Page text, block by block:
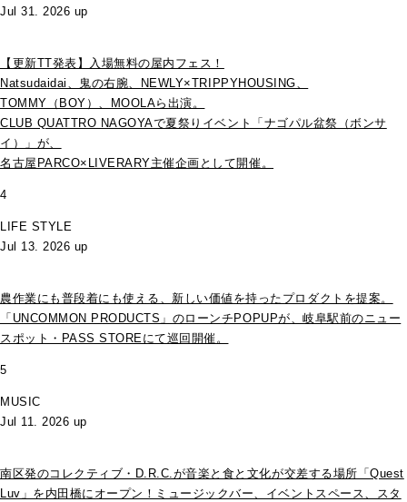
Jul 31. 2026 up
【更新TT発表】入場無料の屋内フェス！
Natsudaidai、鬼の右腕、NEWLY×TRIPPYHOUSING、
TOMMY（BOY）、MOOLAら出演。
CLUB QUATTRO NAGOYAで夏祭りイベント「ナゴパル盆祭（ボンサ
イ）」が、
名古屋PARCO×LIVERARY主催企画として開催。
4
LIFE STYLE
Jul 13. 2026 up
農作業にも普段着にも使える、新しい価値を持ったプロダクトを提案。
「UNCOMMON PRODUCTS」のローンチPOPUPが、岐阜駅前のニュー
スポット・PASS STOREにて巡回開催。
5
MUSIC
Jul 11. 2026 up
南区発のコレクティブ・D.R.C.が⾳楽と⾷と⽂化が交差する場所「Quest
Luv」を内田橋にオープン！ミュージックバー、イベントスペース、スタ